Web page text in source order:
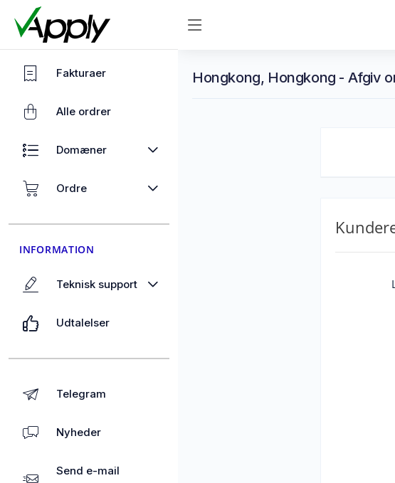
Fakturaer
Alle ordrer
Domæner
Ordre
INFORMATION
Teknisk support
Udtalelser
Telegram
Nyheder
Send e-mail
Hongkong, Hongkong - Afgiv